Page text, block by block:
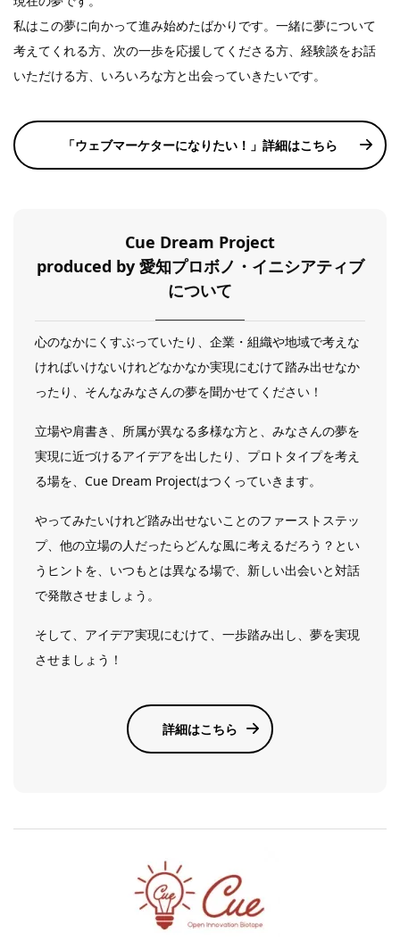
私はこの夢に向かって進み始めたばかりです。一緒に夢について
考えてくれる方、次の一歩を応援してくださる方、経験談をお話
いただける方、いろいろな方と出会っていきたいです。
「ウェブマーケターになりたい！ 」詳細はこちら
Cue Dream Project
produced by 愛知プロボノ・イニシアティブ
について
心のなかにくすぶっていたり、企業・組織や地域で考えな
ければいけないけれどなかなか実現にむけて踏み出せなか
ったり、そんなみなさんの夢を聞かせてください！
立場や肩書き、所属が異なる多様な方と、みなさんの夢を
実現に近づけるアイデアを出したり、プロトタイプを考え
る場を、Cue Dream Projectはつくっていきます。
やってみたいけれど踏み出せないことのファーストステッ
プ、他の立場の人だったらどんな風に考えるだろう？とい
うヒントを、いつもとは異なる場で、新しい出会いと対話
で発散させましょう。
そして、アイデア実現にむけて、一歩踏み出し、夢を実現
させましょう！
詳細はこちら